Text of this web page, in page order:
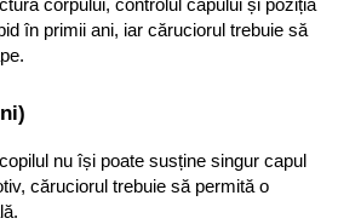
corpului, controlul capului și poziția
în primii ani, iar căruciorul trebuie să
nu își poate susține singur capul
căruciorul trebuie să permită o